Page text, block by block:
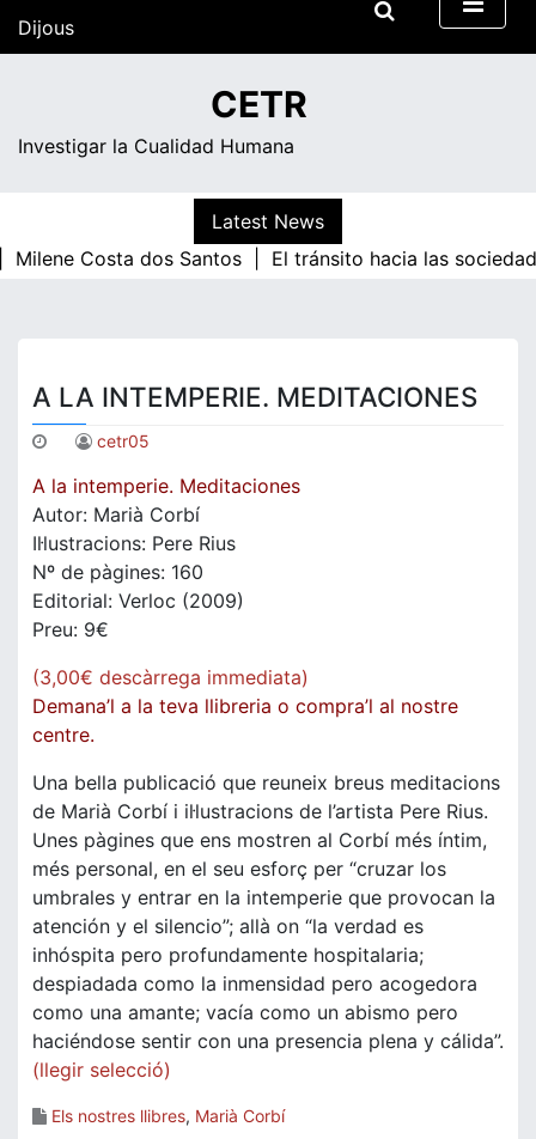
Dijous
CETR
Investigar la Cualidad Humana
Latest News
Milene Costa dos Santos | El tránsito hacia las
A LA INTEMPERIE. MEDITACIONES
cetr05
A la intemperie. Meditaciones
Autor: Marià Corbí
Il·lustracions: Pere Rius
Nº de pàgines: 160
Editorial: Verloc (2009)
Preu: 9€
(3,00€ descàrrega immediata)
Demana’l a la teva llibreria o compra’l al nostre
centre.
Una bella publicació que reuneix breus meditacions
de Marià Corbí i il·lustracions de l’artista Pere Rius.
Unes pàgines que ens mostren al Corbí més íntim,
més personal, en el seu esforç per “cruzar los
umbrales y entrar en la intemperie que provocan la
atención y el silencio”; allà on “la verdad es
inhóspita pero profundamente hospitalaria;
despiadada como la inmensidad pero acogedora
como una amante; vacía como un abismo pero
haciéndose sentir con una presencia plena y cálida”.
(llegir selecció)
Els nostres llibres, Marià Corbí